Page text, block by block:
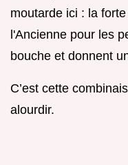
moutarde ici : la
l'Ancienne pour les
bouche et donnent
C’est cette
alourdir.